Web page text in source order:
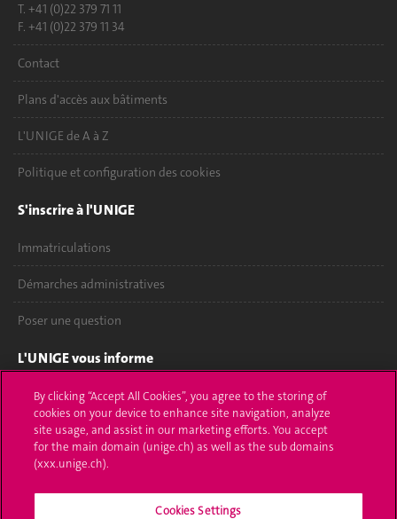
T. +41 (0)22 379 71 11
F. +41 (0)22 379 11 34
Contact
Plans d'accès aux bâtiments
L'UNIGE de A à Z
Politique et configuration des cookies
S'inscrire à l'UNIGE
Immatriculations
Démarches administratives
Poser une question
L'UNIGE vous informe
UNIGE Mobile
Médias
Offres d'emploi
By clicking “Accept All Cookies”, you agree to the storing of
cookies on your device to enhance site navigation, analyze
site usage, and assist in our marketing efforts. You accept
for the main domain (unige.ch) as well as the sub domains
(xxx.unige.ch).
Cookies Settings